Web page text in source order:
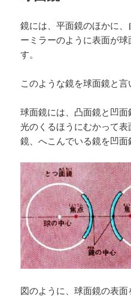
鏡には、平面鏡のほかに
ーミラーのように表面が
す。
このような鏡を球面鏡と言
球面鏡には、凸面鏡と凹面
光のくるほうにむかって
鏡、へこんでいる鏡を凹面
図のように、球面鏡の表